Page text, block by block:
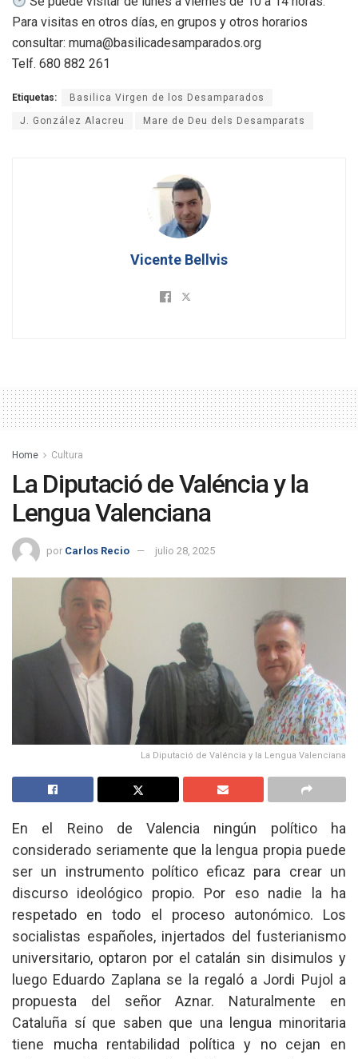
Para visitas en otros días, en grupos y otros horarios
consultar: muma@basilicadesamparados.org
Telf. 680 882 261
Etiquetas: Basilica Virgen de los Desamparados
J. González Alacreu Mare de Deu dels Desamparats
Vicente Bellvis
Home Cultura
La Diputació de Valéncia y la
Lengua Valenciana
por Carlos Recio julio 28, 2025
La Diputació de Valéncia y la Lengua Valenciana
En el Reino de Valencia ningún político ha
considerado seriamente que la lengua propia puede
ser un instrumento político eficaz para crear un
discurso ideológico propio. Por eso nadie la ha
respetado en todo el proceso autonómico. Los
socialistas españoles, injertados del fusterianismo
universitario, optaron por el catalán sin disimulos y
luego Eduardo Zaplana se la regaló a Jordi Pujol a
propuesta del señor Aznar. Naturalmente en
Cataluña sí que saben que una lengua minoritaria
tiene mucha rentabilidad política y no cejan en